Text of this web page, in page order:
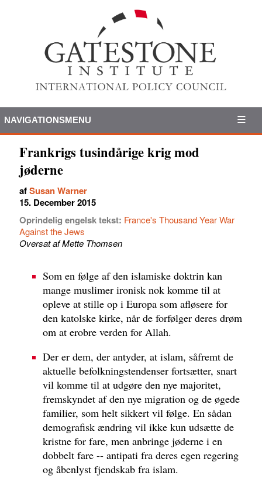
NAVIGATIONSMENU
Frankrigs tusindårige krig mod
jøderne
afSusan Warner
15. December 2015
Oprindelig engelsk tekst: France's Thousand Year War
Against the Jews
Oversat af Mette Thomsen
Som en følge af den islamiske doktrin kan
mange muslimer ironisk nok komme til at
opleve at stille op i Europa som afløsere for
den katolske kirke, når de forfølger deres drøm
om at erobre verden for Allah.
Der er dem, der antyder, at islam, såfremt de
aktuelle befolkningstendenser fortsætter, snart
vil komme til at udgøre den nye majoritet,
fremskyndet af den nye migration og de øgede
familier, som helt sikkert vil følge. En sådan
demografisk ændring vil ikke kun udsætte de
kristne for fare, men anbringe jøderne i en
dobbelt fare -- antipati fra deres egen regering
og åbenlyst fjendskab fra islam.